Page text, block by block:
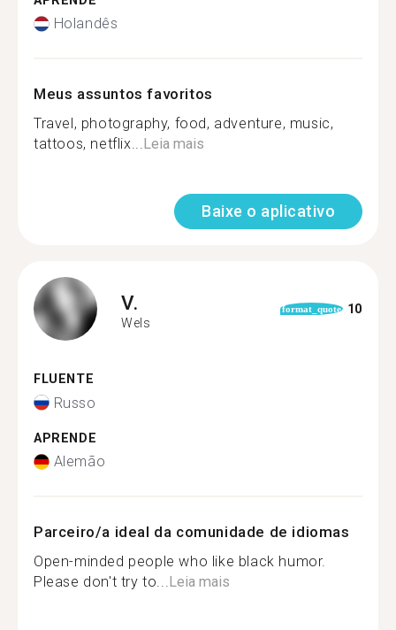
Holandês
Meus assuntos favoritos
Travel, photography, food, adventure, music,
tattoos, netflix...Leia mais
Baixe o aplicativo
V.
Wels
format_quote 10
FLUENTE
Russo
APRENDE
Alemão
Parceiro/a ideal da comunidade de idiomas
Open-minded people who like black humor.
Please don't try to...Leia mais